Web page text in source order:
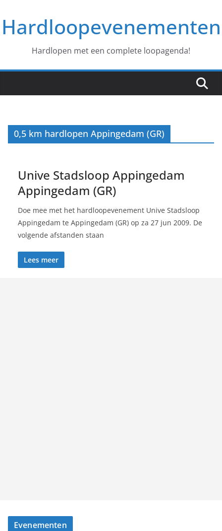
naar
deHardloopevenementen
Hardlopen met een complete loopagenda!
0,5 km hardlopen Appingedam (GR)
Unive Stadsloop Appingedam
Appingedam (GR)
Doe mee met het hardloopevenement Unive Stadsloop
Appingedam te Appingedam (GR) op za 27 jun 2009. De
volgende afstanden staan
Lees meer
Evenementen